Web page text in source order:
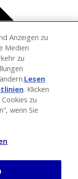
Anzeigen zu
Medien
zu
Lesen
(opens in a
new tab)
. Klicken
zu
wenn Sie